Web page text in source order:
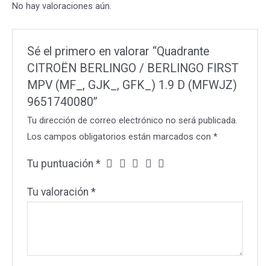
GJK_,
(MFWJZ)
9651740080
cantidad
No hay valoraciones aún.
Sé el primero en valorar “Quadrante
CITROËN BERLINGO / BERLINGO FIRST
MPV (MF_, GJK_, GFK_) 1.9 D (MFWJZ)
9651740080”
Tu dirección de correo electrónico no será publicada.
Los campos obligatorios están marcados con*
Tu puntuación*
Tu valoración*